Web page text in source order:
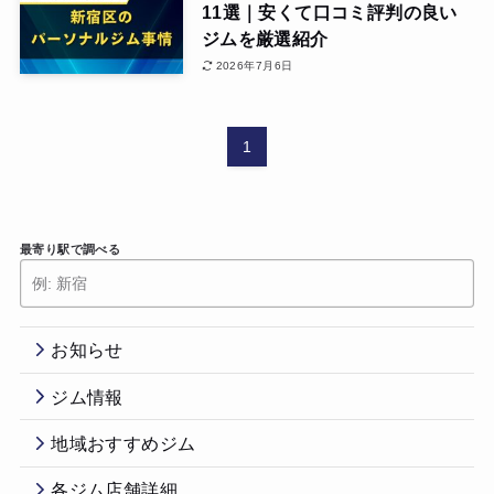
11選｜安くて口コミ評判の良い
ジムを厳選紹介
2026年7月6日
1
最寄り駅で調べる
お知らせ
ジム情報
地域おすすめジム
各ジム店舗詳細